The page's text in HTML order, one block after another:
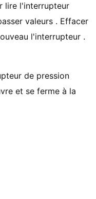
lire l'interrupteur
valeurs . Effacer
l'interrupteur .
de pression
et se ferme à la